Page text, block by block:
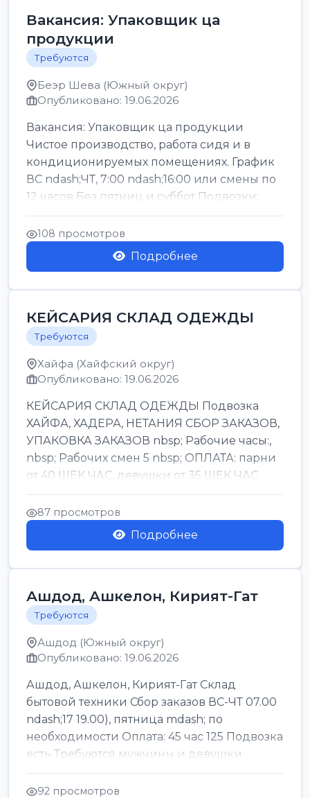
Вакансия: Упаковщик ца
продукции
Требуются
Беэр Шева (Южный округ)
Опубликовано: 19.06.2026
Вакансия: Упаковщик ца продукции
Чистое производство, работа сидя и в
кондиционируемых помещениях. График
ВС ndash;ЧТ, 7:00 ndash;16:00 или смены по
12 часов Без пятниц и суббот Подвозки:
Офаким, Нети...
108 просмотров
Подробнее
КЕЙСАРИЯ СКЛАД ОДЕЖДЫ
Требуются
Хайфа (Хайфский округ)
Опубликовано: 19.06.2026
КЕЙСАРИЯ СКЛАД ОДЕЖДЫ Подвозка
ХАЙФА, ХАДЕРА, НЕТАНИЯ СБОР ЗАКАЗОВ,
УПАКОВКА ЗАКАЗОВ nbsp; Рабочие часы:,
nbsp; Рабочих смен 5 nbsp; ОПЛАТА: парни
от 40 ШЕК ЧАС, девушки от 35 ШЕК ЧАС
БОНУСЫ 1500 ШЕК ...
87 просмотров
Подробнее
Ашдод, Ашкелон, Кирият-Гат
Требуются
Ашдод (Южный округ)
Опубликовано: 19.06.2026
Ашдод, Ашкелон, Кирият-Гат Склад
бытовой техники Сбор заказов ВС-ЧТ 07.00
ndash;17 19.00), пятница mdash; по
необходимости Оплата: 45 час 125 Подвозка
есть Требуются мужчины и девушки
Только официальн...
92 просмотров